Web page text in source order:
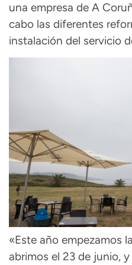
una empresa de A
cabo las diferentes
instalación del servicio
«Este año empezamos
abrimos el 23 de junio,